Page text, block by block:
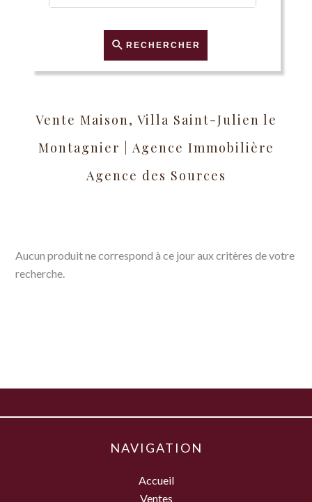
RECHERCHER
Vente Maison, Villa Saint-Julien le
Montagnier | Agence Immobilière
Agence des Sources
Aucun produit ne correspond à ce jour aux critères de votre
recherche.
NAVIGATION
Accueil
Ventes